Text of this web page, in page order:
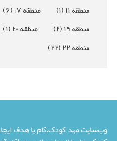
منطقه ۱۱ (۱) منطقه ۱۷ (۶)
منطقه ۱۹
(۲) منطقه ۲۰ (۱)
منطقه ۲۲
(۲۲)
وب‌سایت مهد کودک.کام با هدف